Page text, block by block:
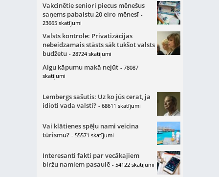
Vakcinētie seniori piecus mēnešus
saņems pabalstu 20 eiro mēnesī -
23665 skatījumi
Valsts kontrole: Privatizācijas
nebeidzamais stāsts sāk tukšot valsts
budžetu - 28724 skatījumi
Algu kāpumu makā nejūt - 78087
skatījumi
Lembergs sašutis: Uz ko jūs cerat, ja
idioti vada valsti? - 68611 skatījumi
Vai klātienes spēļu nami veicina
tūrismu? - 55571 skatījumi
Interesanti fakti par vecākajiem
biržu namiem pasaulē - 54122 skatījumi